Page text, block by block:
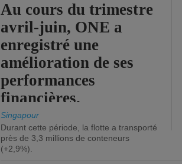
Au cours du trimestre
avril-juin, ONE a
enregistré une
amélioration de ses
performances
financières.
Singapour
Durant cette période, la flotte a transporté
près de 3,3 millions de conteneurs
(+2,9%).